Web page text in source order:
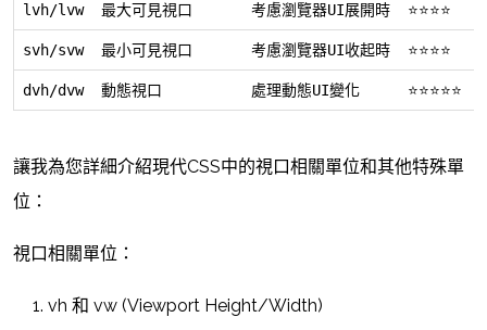
lvh/lvw 最大可見視口 考慮瀏覽器UI展開時 ⭐⭐⭐⭐
svh/svw 最小可見視口 考慮瀏覽器UI收起時 ⭐⭐⭐⭐
dvh/dvw 動態視口 處理動態UI變化 ⭐⭐⭐⭐⭐
讓我為您詳細介紹現代CSS中的視口相關單位和其他特殊單
位：
視口相關單位：
vh 和 vw (Viewport Height/Width)